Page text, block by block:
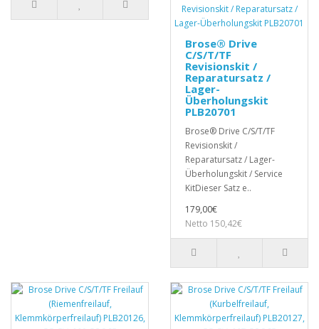
Brose® Drive
C/S/T/TF
Revisionskit /
Reparatursatz /
Lager-
Überholungskit
PLB20701
Brose® Drive C/S/T/TF
Revisionskit /
Reparatursatz / Lager-
Überholungskit / Service
KitDieser Satz e..
179,00€
Netto 150,42€